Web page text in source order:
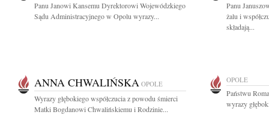
Panu Janowi Kansemu Dyrektorowi Wojewódzkiego
Sądu Administracyjnego w Opolu wyrazy...
Panu
żalu i
składają...
ANNA CHWALIŃSKA OPOLE
Wyrazy głębokiego współczucia z powodu śmierci
Matki Bogdanowi Chwalińskiemu i Rodzinie...
OPOLE
Państwu
wyrazy